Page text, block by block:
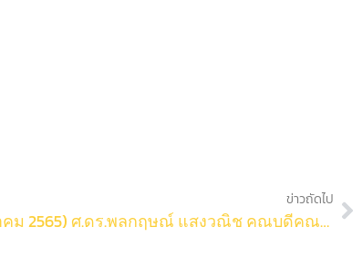
ข่าวถัดไป
เมื่อเช้าวันนี้ (25 มกราคม 2565) ศ.ดร.พลกฤษณ์ แสงวณิช คณบดีคณะวิทยาศาสตร์